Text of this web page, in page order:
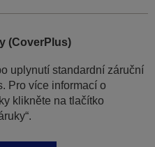
(CoverPlus)
uplynutí standardní záruční
Pro více informací o
klikněte na tlačítko